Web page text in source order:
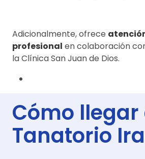
Adicionalmente, ofrece
profesional en colaboración
la Clínica San Juan de Dios.
Cómo llegar
Tanatorio